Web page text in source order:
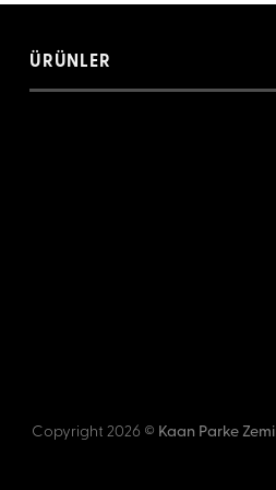
ÜRÜNLER
Copyright 2026 © Kaan Parke